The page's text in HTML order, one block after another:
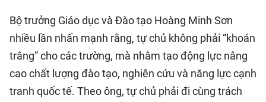
Bộ trưởng Giáo dục và Đào tạo Hoàng Minh Sơn
nhiều lần nhấn mạnh rằng, tự chủ không phải “khoán
trắng” cho các trường, mà nhằm tạo động lực nâng
cao chất lượng đào tạo, nghiên cứu và năng lực cạnh
tranh quốc tế. Theo ông, tự chủ phải đi cùng trách